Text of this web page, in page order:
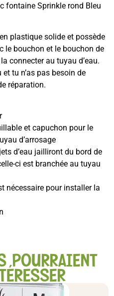
fontaine Sprinkle rond Bleu
plastique solide et possède
le bouchon et le bouchon de
connecter au tuyau d’eau.
et tu n’as pas besoin de
réparation.
et capuchon pour le
d’arrosage
d’eau jailliront du bord de
ci est branchée au tuyau
nécessaire pour installer la
POURRAIENT